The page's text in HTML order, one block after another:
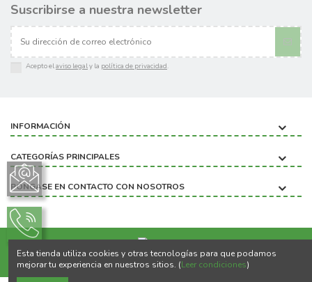
Suscribirse a nuestra newsletter
Acepto elaviso legaly la política de privacidad.
INFORMACIÓN
CATEGORÍAS PRINCIPALES
PÓNGASE EN CONTACTO CON NOSOTROS
Copyright ©2020 BIOBICHO
Esta tienda utiliza cookies y otras tecnologías para que podamos
mejorar tu experiencia en nuestros sitios. (Leer condiciones)